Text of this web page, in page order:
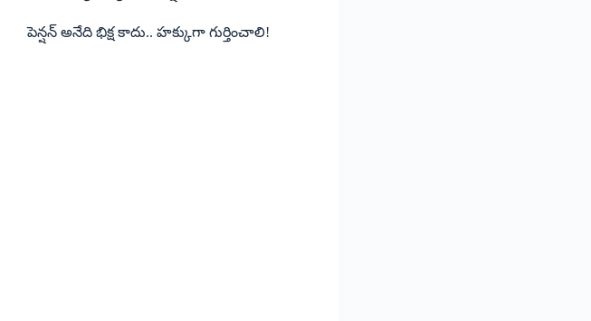
పెన్షన్‌ అనేది భిక్ష కాదు.. హక్కుగా గుర్తించాలి!